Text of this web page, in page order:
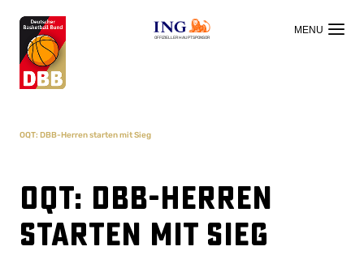
OFFIZIELLER HAUPTSPONSOR
OQT: DBB-Herren starten mit Sieg
OQT: DBB-Herren
starten mit Sieg